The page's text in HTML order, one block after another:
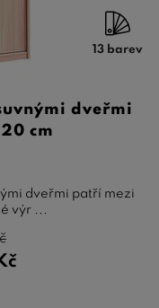
13 barev
dveřmi
cm
dveřmi patří mezi
výr ...